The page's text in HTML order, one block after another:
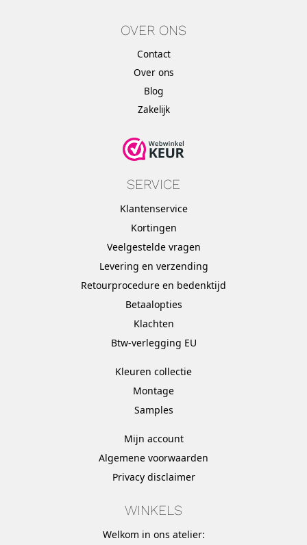
OVER ONS
Contact
Over ons
Blog
Zakelijk
SERVICE
Klantenservice
Kortingen
Veelgestelde vragen
Levering en verzending
Retourprocedure en bedenktijd
Betaalopties
Klachten
Btw-verlegging EU
Kleuren collectie
Montage
Samples
Mijn account
Algemene voorwaarden
Privacy disclaimer
WINKELS
Welkom in ons atelier: